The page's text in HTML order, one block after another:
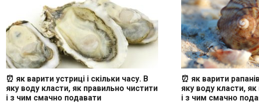
⏰ як варити устриці і скільки часу. В
яку воду класти, як правильно чистити
і з чим смачно подавати
⏰ як варити
яку воду класти,
і з чим смачно